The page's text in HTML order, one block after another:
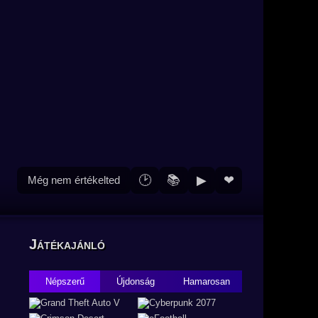
Még nem értékelted 🕑 📚 ▶ ❤
Játékajánló
Népszerű Újdonság Hamarosan